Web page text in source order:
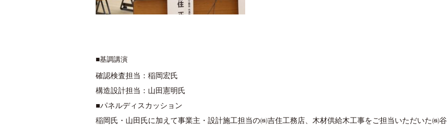
■基調講演
確認検査担当：稲岡宏氏
構造設計担当：山田憲明氏
■パネルディスカッション
稲岡氏・山田氏に加えて事業主・設計施工担当の㈱吉住工務店、木材供給木工事をご担当いただいた㈱谷